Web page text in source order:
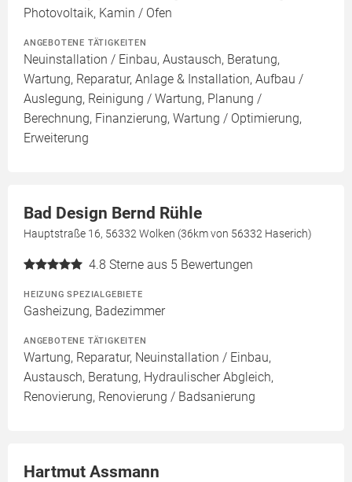
Photovoltaik, Kamin / Ofen
ANGEBOTENE TÄTIGKEITEN
Neuinstallation / Einbau, Austausch, Beratung,
Wartung, Reparatur, Anlage & Installation, Aufbau /
Auslegung, Reinigung / Wartung, Planung /
Berechnung, Finanzierung, Wartung / Optimierung,
Erweiterung
Bad Design Bernd Rühle
Hauptstraße 16, 56332 Wolken (36km von 56332 Haserich)
4.8 Sterne aus 5 Bewertungen
HEIZUNG SPEZIALGEBIETE
Gasheizung, Badezimmer
ANGEBOTENE TÄTIGKEITEN
Wartung, Reparatur, Neuinstallation / Einbau,
Austausch, Beratung, Hydraulischer Abgleich,
Renovierung, Renovierung / Badsanierung
Hartmut Assmann